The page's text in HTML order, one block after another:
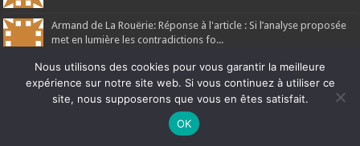
Armand de La Rouërie: Réponse à l'article : Si l’analyse proposée
met en lumière les contradictions fo...
Ar Gedour 2026, tous droits réservés
Ne manquez pas la nouveauté de Bernard Rio "LA REVOLUTION DES
CLIQUEZ ICI POUR EN SAVOIR PLUS
Nous utilisons des cookies pour vous garantir la meilleure
expérience sur notre site web. Si vous continuez à utiliser ce
site, nous supposerons que vous en êtes satisfait.
OK